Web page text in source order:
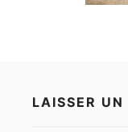
LAISSER